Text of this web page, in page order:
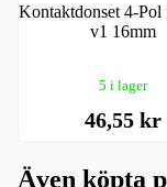
Kontaktdonset 4-Pol
v1 16mm
5 i lager
46,55 kr
Även köpta